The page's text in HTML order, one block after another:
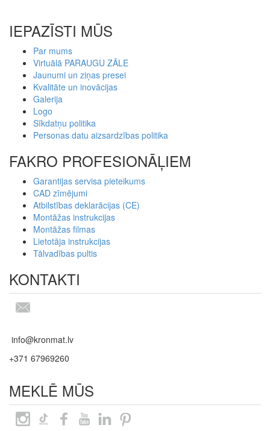
IEPAZĪSTI MŪS
Par mums
Virtuālā PARAUGU ZĀLE
Jaunumi un ziņas presei
Kvalitāte un inovācijas
Galerija
Logo
Sīkdatņu politika
Personas datu aizsardzības politika
FAKRO PROFESIONĀĻIEM
Garantijas servisa pieteikums
CAD zīmējumi
Atbilstības deklarācijas (CE)
Montāžas instrukcijas
Montāžas filmas
Lietotāja instrukcijas
Tālvadības pultis
KONTAKTI
info@kronmat.lv
+371 67969260
MEKLĒ MŪS